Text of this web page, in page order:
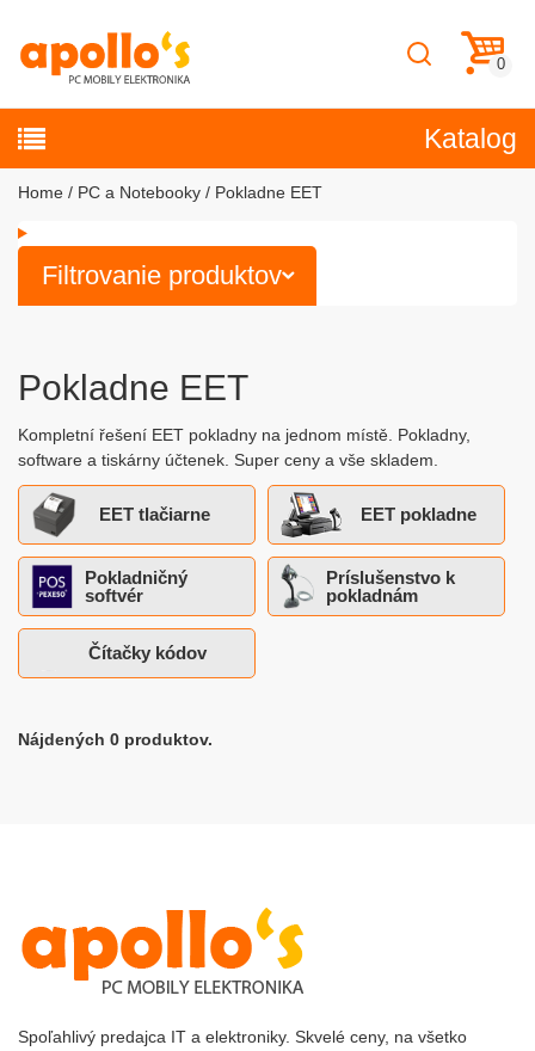
Katalog
Home PC a Notebooky Pokladne EET
Filtrovanie produktov
Pokladne EET
Kompletní řešení EET pokladny na jednom místě. Pokladny,
software a tiskárny účtenek. Super ceny a vše skladem.
EET tlačiarne EET pokladne
Pokladničný
softvér
Príslušenstvo k
pokladnám
Čítačky kódov
Nájdených 0 produktov.
Spoľahlivý predajca IT a elektroniky. Skvelé ceny, na všetko